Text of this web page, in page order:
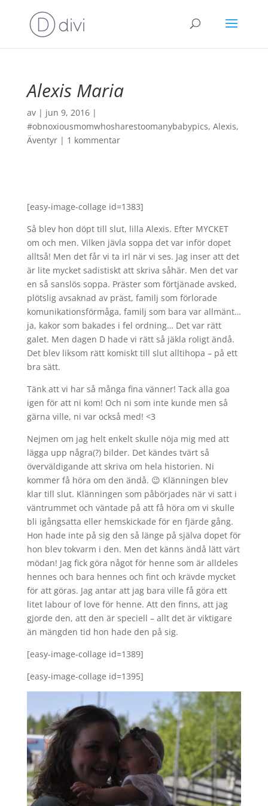
Alexis Maria
av | jun 9, 2016|
#obnoxiousmomwhosharestoomanybabypics, Alexis,
Äventyr| 1 kommentar
[easy-image-collage id=1383]
Så blev hon döpt till slut, lilla Alexis. Efter MYCKET
om och men. Vilken jävla soppa det var inför dopet
alltså! Men det får vi ta irl när vi ses. Jag inser att det
är lite mycket sadistiskt att skriva såhär. Men det var
en så sanslös soppa. Präster som förtjänade avsked,
plötslig avsaknad av präst, familj som förlorade
komunikationsförmåga, familj som bara var allmänt…
ja, kakor som bakades i fel ordning… Det var rätt
galet. Men dagen D hade vi rätt så jäkla roligt ändå.
Det blev liksom rätt komiskt till slut alltihopa – på ett
bra sätt.
Tänk att vi har så många fina vänner! Tack alla goa
igen för att ni kom! Och ni som inte kunde men så
gärna ville, ni var också med! <3
Nejmen om jag helt enkelt skulle nöja mig med att
lägga upp några(?) bilder. Det kändes tvärt så
överväldigande att skriva om hela historien. Ni
kommer få höra om den ändå. 😉 Klänningen blev
klar till slut. Klänningen som påbörjades när vi satt i
väntrummet och väntade på att få höra om vi skulle
bli igångsatta eller hemskickade för en fjärde gång.
Hon hade inte på sig den så länge på själva dopet för
hon blev tokvarm i den. Men det känns ändå lätt värt
mödan! Jag fick göra något för henne som är alldeles
hennes och bara hennes och fint och krävde mycket
för att göras. Jag antar att jag bara ville få göra ett
litet labour of love för henne. Att den finns, att jag
gjorde den, att den är speciell – allt det är viktigare
än mängden tid hon hade den på sig.
[easy-image-collage id=1389]
[easy-image-collage id=1395]